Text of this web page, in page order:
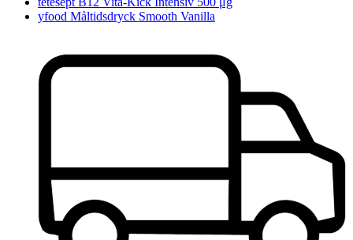
yfood Måltidsdryck Smooth Vanilla